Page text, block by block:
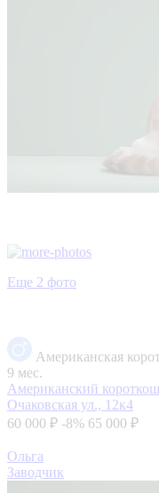
Еще 2 фото
Американская
9 мес.
Американский
Очаковская ул., 12к4
60 000 ₽ -8% 65 000 ₽
Ольга
Заводчик